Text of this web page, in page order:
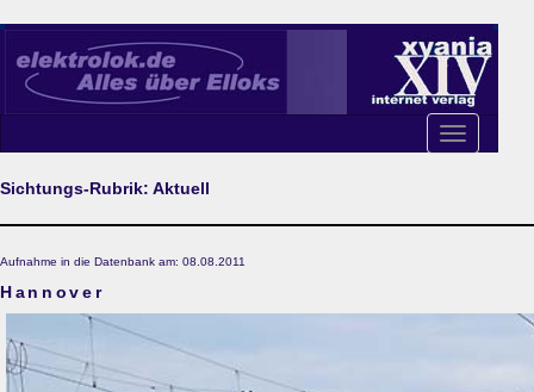
Toggle
navigation
Sichtungs-Rubrik: Aktuell
Aufnahme in die Datenbank am: 08.08.2011
Hannover